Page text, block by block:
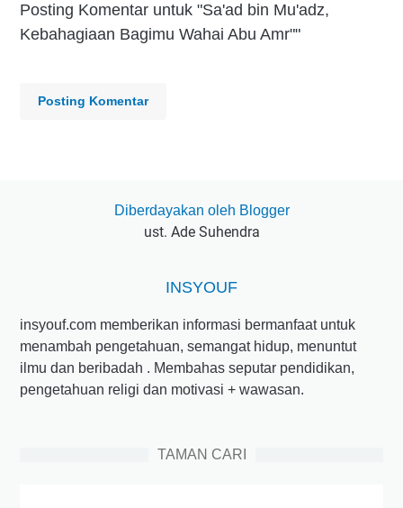
Posting Komentar untuk "Sa'ad bin Mu'adz,
Kebahagiaan Bagimu Wahai Abu Amr""
Posting Komentar
Diberdayakan oleh Blogger
ust. Ade Suhendra
INSYOUF
insyouf.com memberikan informasi bermanfaat untuk
menambah pengetahuan, semangat hidup, menuntut
ilmu dan beribadah . Membahas seputar pendidikan,
pengetahuan religi dan motivasi + wawasan.
TAMAN CARI